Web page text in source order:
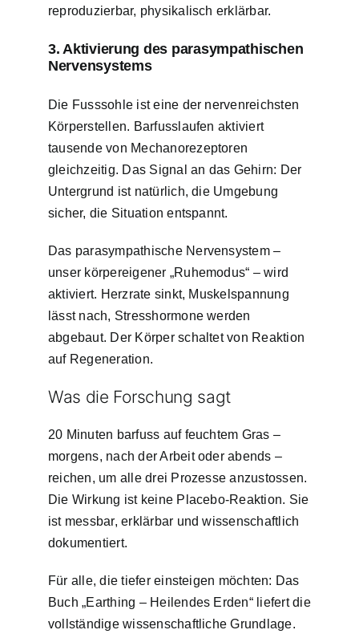
reproduzierbar, physikalisch erklärbar.
3. Aktivierung des parasympathischen
Nervensystems
Die Fusssohle ist eine der nervenreichsten
Körperstellen. Barfusslaufen aktiviert
tausende von Mechanorezeptoren
gleichzeitig. Das Signal an das Gehirn: Der
Untergrund ist natürlich, die Umgebung
sicher, die Situation entspannt.
Das parasympathische Nervensystem –
unser körpereigener „Ruhemodus“ – wird
aktiviert. Herzrate sinkt, Muskelspannung
lässt nach, Stresshormone werden
abgebaut. Der Körper schaltet von Reaktion
auf Regeneration.
Was die Forschung sagt
20 Minuten barfuss auf feuchtem Gras –
morgens, nach der Arbeit oder abends –
reichen, um alle drei Prozesse anzustossen.
Die Wirkung ist keine Placebo-Reaktion. Sie
ist messbar, erklärbar und wissenschaftlich
dokumentiert.
Für alle, die tiefer einsteigen möchten: Das
Buch „Earthing – Heilendes Erden“ liefert die
vollständige wissenschaftliche Grundlage.